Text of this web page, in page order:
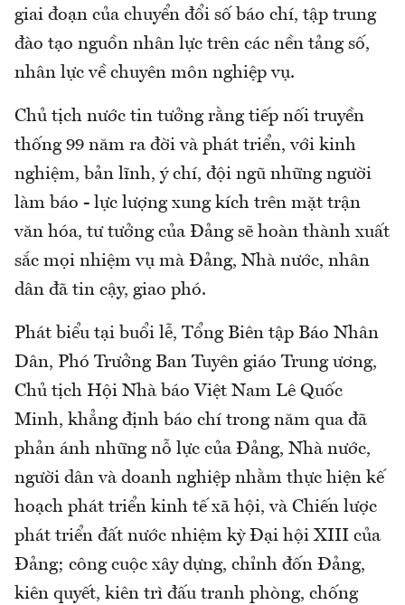
giai đoạn của chuyển đổi số báo chí, tập trung
đào tạo nguồn nhân lực trên các nền tảng số,
nhân lực về chuyên môn nghiệp vụ.
Chủ tịch nước tin tưởng rằng tiếp nối truyền
thống 99 năm ra đời và phát triển, với kinh
nghiệm, bản lĩnh, ý chí, đội ngũ những người
làm báo - lực lượng xung kích trên mặt trận
văn hóa, tư tưởng của Đảng sẽ hoàn thành xuất
sắc mọi nhiệm vụ mà Đảng, Nhà nước, nhân
dân đã tin cậy, giao phó.
Phát biểu tại buổi lễ, Tổng Biên tập Báo Nhân
Dân, Phó Trưởng Ban Tuyên giáo Trung ương,
Chủ tịch Hội Nhà báo Việt Nam Lê Quốc
Minh, khẳng định báo chí trong năm qua đã
phản ánh những nỗ lực của Đảng, Nhà nước,
người dân và doanh nghiệp nhằm thực hiện kế
hoạch phát triển kinh tế xã hội, và Chiến lược
phát triển đất nước nhiệm kỳ Đại hội XIII của
Đảng; công cuộc xây dựng, chỉnh đốn Đảng,
kiên quyết, kiên trì đấu tranh phòng, chống